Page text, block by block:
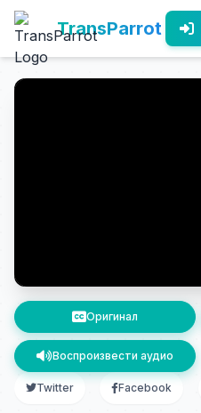
TransParrot
Оригинал
Воспроизвести аудио
Twitter Facebook